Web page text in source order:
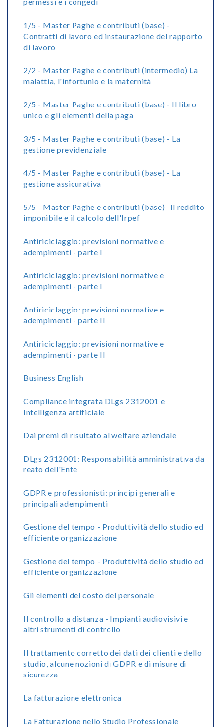
1/5 - Master Paghe e contributi (base) -
Contratti di lavoro ed instaurazione del rapporto
di lavoro
2/2 - Master Paghe e contributi (intermedio) La
malattia, l'infortunio e la maternità
2/5 - Master Paghe e contributi (base) - Il libro
unico e gli elementi della paga
3/5 - Master Paghe e contributi (base) - La
gestione previdenziale
4/5 - Master Paghe e contributi (base) - La
gestione assicurativa
5/5 - Master Paghe e contributi (base)- Il reddito
imponibile e il calcolo dell'Irpef
Antiriciclaggio: previsioni normative e
adempimenti - parte I
Antiriciclaggio: previsioni normative e
adempimenti - parte I
Antiriciclaggio: previsioni normative e
adempimenti - parte II
Antiriciclaggio: previsioni normative e
adempimenti - parte II
Business English
Compliance integrata DLgs 2312001 e
Intelligenza artificiale
Dai premi di risultato al welfare aziendale
DLgs 2312001: Responsabilità amministrativa da
reato dell'Ente
GDPR e professionisti: principi generali e
principali adempimenti
Gestione del tempo - Produttività dello studio ed
efficiente organizzazione
Gestione del tempo - Produttività dello studio ed
efficiente organizzazione
Gli elementi del costo del personale
Il controllo a distanza - Impianti audiovisivi e
altri strumenti di controllo
Il trattamento corretto dei dati dei clienti e dello
studio, alcune nozioni di GDPR e di misure di
sicurezza
La fatturazione elettronica
La Fatturazione nello Studio Professionale